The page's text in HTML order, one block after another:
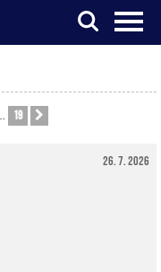
19
26. 7. 2026